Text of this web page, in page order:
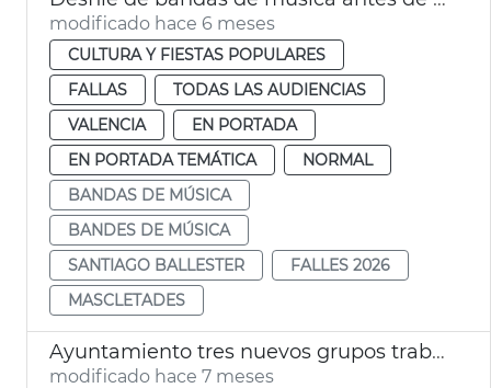
modificado hace 6 meses
CULTURA Y FIESTAS POPULARES
FALLAS
TODAS LAS AUDIENCIAS
VALENCIA
EN PORTADA
EN PORTADA TEMÁTICA
NORMAL
BANDAS DE MÚSICA
BANDES DE MÚSICA
SANTIAGO BALLESTER
FALLES 2026
MASCLETADES
Ayuntamiento tres nuevos grupos trabajo València Music City
modificado hace 7 meses